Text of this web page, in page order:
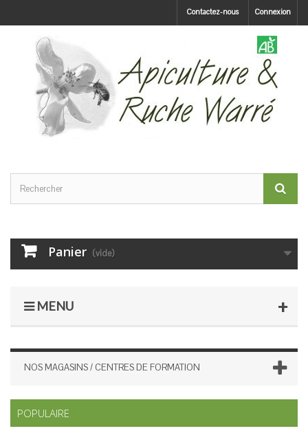
Connexion
Contactez-nous
Panier (vide)
MENU
NOS MAGASINS / CENTRES DE FORMATION
POPULAIRE